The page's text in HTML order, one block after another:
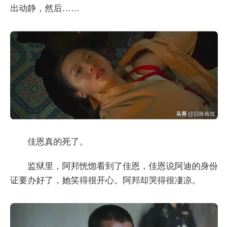
出动静，然后……
佳恩真的死了。
监狱里，阿邦恍惚看到了佳恩，佳恩说阿迪的身份
证要办好了，她笑得很开心。阿邦却哭得很凄凉。